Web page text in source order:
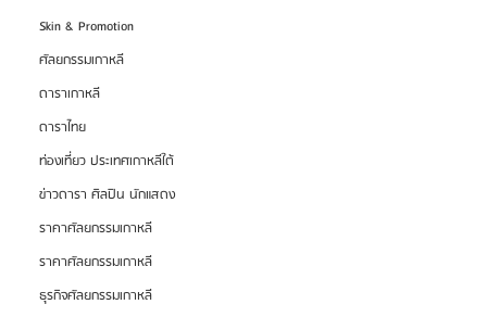
Skin & Promotion
ศัลยกรรมเกาหลี
ดาราเกาหลี
ดาราไทย
ท่องเที่ยว ประเทศเกาหลีใต้
ข่าวดารา ศิลปิน นักแสดง
ราคาศัลยกรรมเกาหลี
ราคาศัลยกรรมเกาหลี
ธุรกิจศัลยกรรมเกาหลี